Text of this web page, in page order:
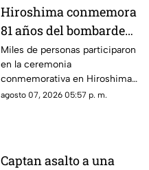
Hiroshima conmemora
81 años del bombardeo
atómico con un minuto
de silencio
Miles de personas participaron
en la ceremonia
conmemorativa en Hiroshima,
donde se recordó a las
agosto 07, 2026 05:57 p. m.
Captan asalto a una